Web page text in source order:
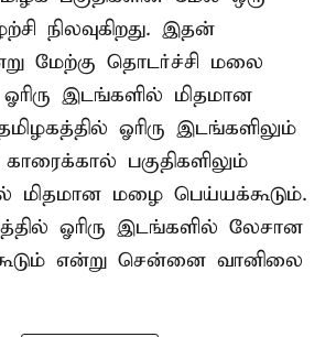
நிலவுகிறது. இதன்
மேற்கு தொடர்ச்சி மலை
இடங்களில் மிதமான
ஓரிரு இடங்களிலும்
பகுதிகளிலும்
மிதமான மழை பெய்யக்கூடும்.
ஓரிரு இடங்களில் லேசான
என்று சென்னை வானிலை